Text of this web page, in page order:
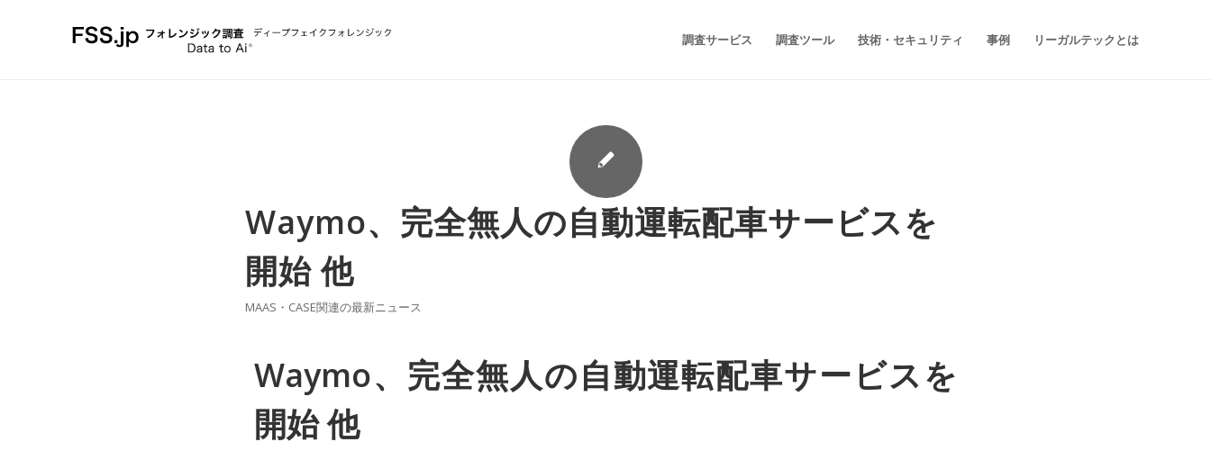
調査サービス 調査ツール 技術・セキュリティ 事例 リーガルテックとは
Waymo、完全無人の自動運転配車サービスを
開始 他
MAAS・CASE関連の最新ニュース
Waymo、完全無人の自動運転配車サービスを
開始 他